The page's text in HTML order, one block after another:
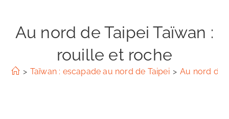
Au nord de Taipei Taïwan :
rouille et roche
> Taïwan : escapade au nord de Taipei > Au nord de